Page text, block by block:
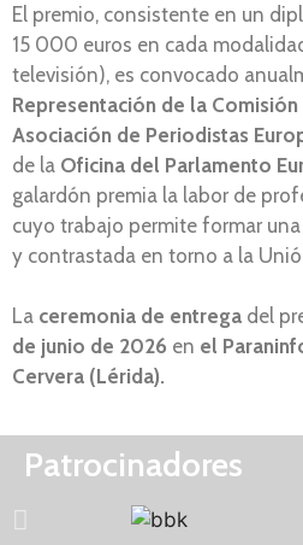
El premio, consistente en un
15 000 euros en cada
televisión), es convocado
Representación de la Comisión
Asociación de Periodistas
de la Oficina del Parlamento
galardón premia la labor de
cuyo trabajo permite formar
y contrastada en torno a la
La ceremonia de entrega del
de junio de 2026 en el
Cervera (Lérida).
Patrocinadores